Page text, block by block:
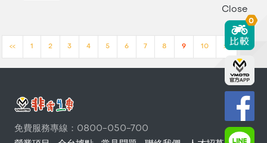
<< 1 2 3 4 5 6 7 8 9 10 >>
免費服務專線：0800-050-700
Close
0